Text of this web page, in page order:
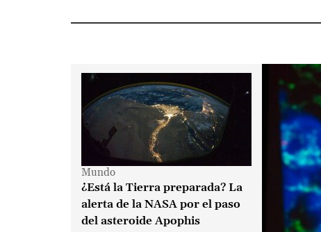
Mundo
¿Está la Tierra preparada? La
alerta de la NASA por el paso
del asteroide Apophis